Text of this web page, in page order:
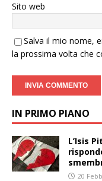
Sito web
Salva il mio nome,
la prossima volta che
IN PRIMO PIANO
L’Isis
20